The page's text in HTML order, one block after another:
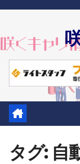
Skip
content
タグ: 自